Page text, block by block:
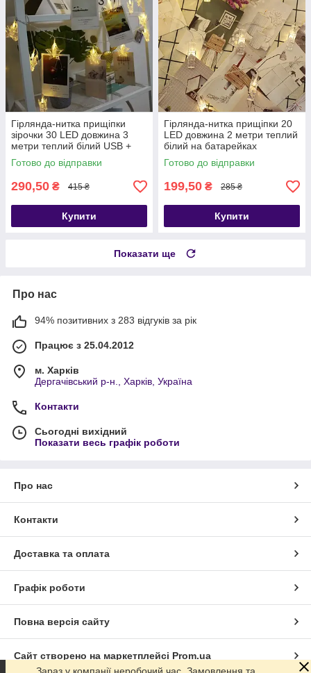
Гірлянда-нитка прищіпки
зірочки 30 LED довжина 3
метри теплий білий USB +
пульт
Готово до відправки
290,50 ₴ 415 ₴
Купити
Гірлянда-нитка прищіпки 20
LED довжина 2 метри теплий
білий на батарейках
Готово до відправки
199,50 ₴ 285 ₴
Купити
Показати ще
Про нас
94% позитивних з 283 відгуків за рік
Працює з 25.04.2012
м. Харків
Дергачівський р-н., Харків, Україна
Контакти
Сьогодні вихідний
Показати весь графік роботи
Про нас
Контакти
Доставка та оплата
Графік роботи
Повна версія сайту
Сайт створено на маркетплейсі Prom.ua